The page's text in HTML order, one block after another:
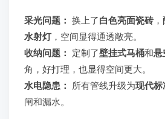
采光问题： 换上了白色亮面瓷砖，
水射灯，空间显得通透敞亮。
收纳问题： 定制了壁挂式马桶和悬
角，好打理，也显得空间更大。
水电隐患： 所有管线升级为现代标
闸和漏水。